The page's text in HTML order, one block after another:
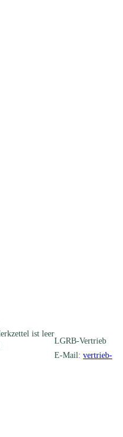
ist leer
LGRB-Vertrieb
E-Mail: vertrieb-